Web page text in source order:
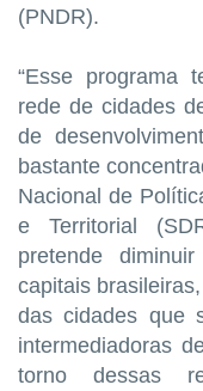
(PNDR).
“Esse programa
rede de cidades
de
bastante
Nacional de
e Territorial
pretende
capitais
das cidades que
intermediadoras
torno dessas